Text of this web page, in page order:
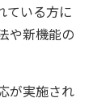
ている方に
や新機能の
が実施され